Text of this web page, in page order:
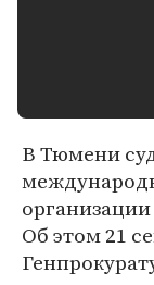
В Тюмени
Об этом 21